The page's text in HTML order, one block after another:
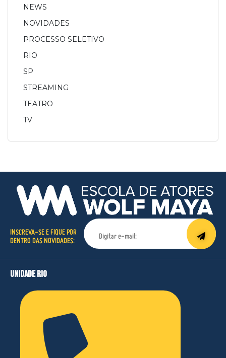
NEWS
NOVIDADES
PROCESSO SELETIVO
RIO
SP
STREAMING
TEATRO
TV
INSCREVA-SE E FIQUE POR
DENTRO DAS NOVIDADES:
unidade rio